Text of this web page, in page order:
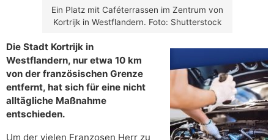
Ein Platz mit Caféterrassen im Zentrum von
Kortrijk in Westflandern. Foto: Shutterstock
Die Stadt Kortrijk in
Westflandern, nur etwa 10 km
von der französischen Grenze
entfernt, hat sich für eine nicht
alltägliche Maßnahme
entschieden.
Um der vielen Franzosen Herr zu